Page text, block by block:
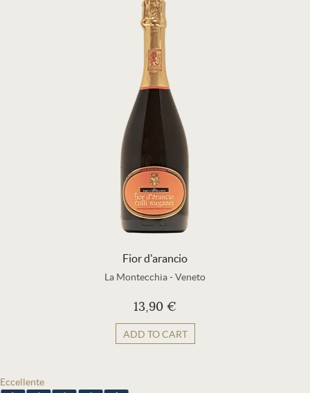
Fior d'arancio
La Montecchia-Veneto
13,90 €
ADD TO CART
Eccellente